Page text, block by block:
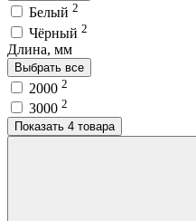
Белый 2
Чёрный 2
Длина, мм
Выбрать все
2000 2
3000 2
Показать 4 товара